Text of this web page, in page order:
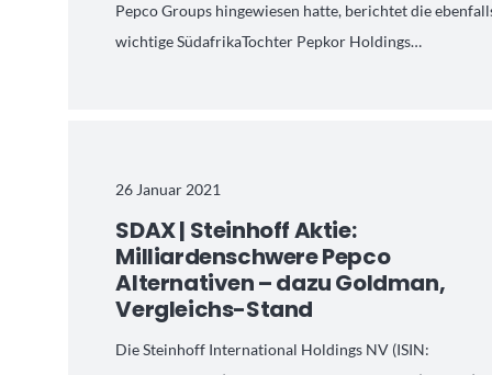
Pepco Groups hingewiesen hatte, berichtet die
wichtige SüdafrikaTochter Pepkor Holdings…
26 Januar 2021
SDAX | Steinhoff Aktie:
Milliardenschwere Pepco
Alternativen – dazu Goldman,
Vergleichs-Stand
Die Steinhoff International Holdings NV (ISIN: